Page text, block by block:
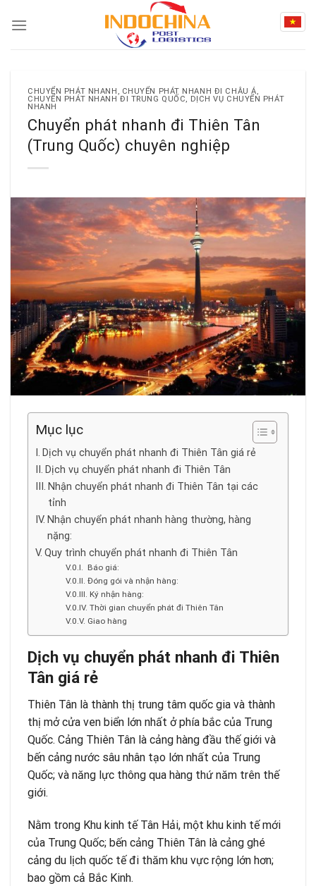
CHUYỂN PHÁT NHANH , CHUYỂN PHÁT NHANH ĐI CHÂU Á,
CHUYỂN PHÁT NHANH ĐI TRUNG QUỐC, DỊCH VỤ CHUYỂN PHÁT
NHANH
Chuyển phát nhanh đi Thiên Tân
(Trung Quốc) chuyên nghiệp
Mục lục
Dịch vụ chuyển phát nhanh đi Thiên Tân giá rẻ
Dịch vụ chuyển phát nhanh đi Thiên Tân
Nhận chuyển phát nhanh đi Thiên Tân tại các
tỉnh
Nhận chuyển phát nhanh hàng thường, hàng
nặng:
Quy trình chuyển phát nhanh đi Thiên Tân
Báo giá:
Đóng gói và nhận hàng:
Ký nhận hàng:
Thời gian chuyển phát đi Thiên Tân
Giao hàng
Dịch vụ chuyển phát nhanh đi Thiên
Tân giá rẻ
Thiên Tân là thành thị trung tâm quốc gia và thành
thị mở cửa ven biển lớn nhất ở phía bắc của Trung
Quốc. Cảng Thiên Tân là cảng hàng đầu thế giới và
bến cảng nước sâu nhân tạo lớn nhất của Trung
Quốc; và năng lực thông qua hàng thứ năm trên thế
giới.
Nằm trong Khu kinh tế Tân Hải, một khu kinh tế mới
của Trung Quốc; bến cảng Thiên Tân là cảng ghé
cảng du lịch quốc tế đi thăm khu vực rộng lớn hơn;
bao gồm cả Bắc Kinh.